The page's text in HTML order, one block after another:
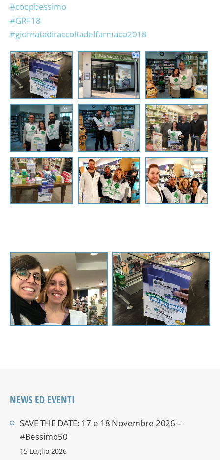
#coopbessimo
#GRF18
#giornatadiraccoltadelfarmaco2018
NEWS ED EVENTI
SAVE THE DATE: 17 e 18 Novembre 2026 –
#Bessimo50
15 Luglio 2026